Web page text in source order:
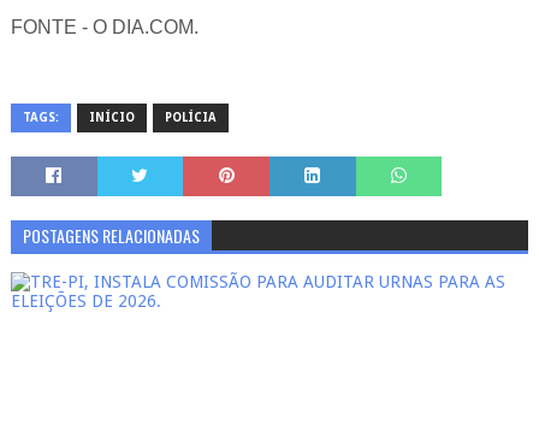
FONTE - O DIA.COM.
TAGS: INÍCIO POLÍCIA
POSTAGENS RELACIONADAS